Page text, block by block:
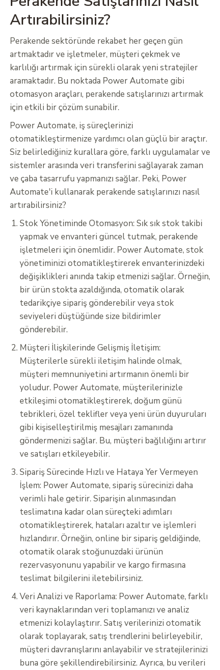
Artırabilirsiniz?
Perakende sektöründe rekabet her geçen gün
artmaktadır ve işletmeler, müşteri çekmek ve
karlılığı artırmak için sürekli olarak yeni stratejiler
aramaktadır. Bu noktada Power Automate gibi
otomasyon araçları, perakende satışlarınızı artırmak
için etkili bir çözüm sunabilir.
Power Automate, iş süreçlerinizi
otomatikleştirmenize yardımcı olan güçlü bir araçtır.
Siz belirlediğiniz kurallara göre, farklı uygulamalar ve
sistemler arasında veri transferini sağlayarak zaman
ve çaba tasarrufu yapmanızı sağlar. Peki, Power
Automate'i kullanarak perakende satışlarınızı nasıl
artırabilirsiniz?
Stok Yönetiminde Otomasyon: Sık sık stok takibi
yapmak ve envanteri güncel tutmak, perakende
işletmeleri için önemlidir. Power Automate, stok
yönetiminizi otomatikleştirerek envanterinizdeki
değişiklikleri anında takip etmenizi sağlar. Örneğin,
bir ürün stokta azaldığında, otomatik olarak
tedarikçiye sipariş gönderebilir veya stok
seviyeleri düştüğünde size bildirimler
gönderebilir.
Müşteri İlişkilerinde Gelişmiş İletişim:
Müşterilerle sürekli iletişim halinde olmak,
müşteri memnuniyetini artırmanın önemli bir
yoludur. Power Automate, müşterilerinizle
etkileşimi otomatikleştirerek, doğum günü
tebrikleri, özel teklifler veya yeni ürün duyuruları
gibi kişiselleştirilmiş mesajları zamanında
göndermenizi sağlar. Bu, müşteri bağlılığını artırır
ve satışları etkileyebilir.
Sipariş Sürecinde Hızlı ve Hataya Yer Vermeyen
İşlem: Power Automate, sipariş sürecinizi daha
verimli hale getirir. Siparişin alınmasından
teslimatına kadar olan süreçteki adımları
otomatikleştirerek, hataları azaltır ve işlemleri
hızlandırır. Örneğin, online bir sipariş geldiğinde,
otomatik olarak stoğunuzdaki ürünün
rezervasyonunu yapabilir ve kargo firmasına
teslimat bilgilerini iletebilirsiniz.
Veri Analizi ve Raporlama: Power Automate, farklı
veri kaynaklarından veri toplamanızı ve analiz
etmenizi kolaylaştırır. Satış verilerinizi otomatik
olarak toplayarak, satış trendlerini belirleyebilir,
müşteri davranışlarını anlayabilir ve stratejilerinizi
buna göre şekillendirebilirsiniz. Ayrıca, bu verileri